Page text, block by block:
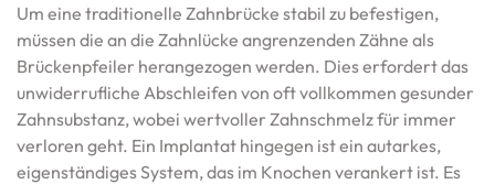
Um eine traditionelle Zahnbrücke stabil zu befestigen,
müssen die an die Zahnlücke angrenzenden Zähne als
Brückenpfeiler herangezogen werden. Dies erfordert das
unwiderrufliche Abschleifen von oft vollkommen gesunder
Zahnsubstanz, wobei wertvoller Zahnschmelz für immer
verloren geht. Ein Implantat hingegen ist ein autarkes,
eigenständiges System, das im Knochen verankert ist. Es